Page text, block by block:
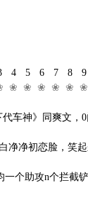
4
❀
5
❀
6
❀
7
❀
8
❀
9
❀
车神》同爽文，0
净净初恋脸，笑
个助攻n个拦截